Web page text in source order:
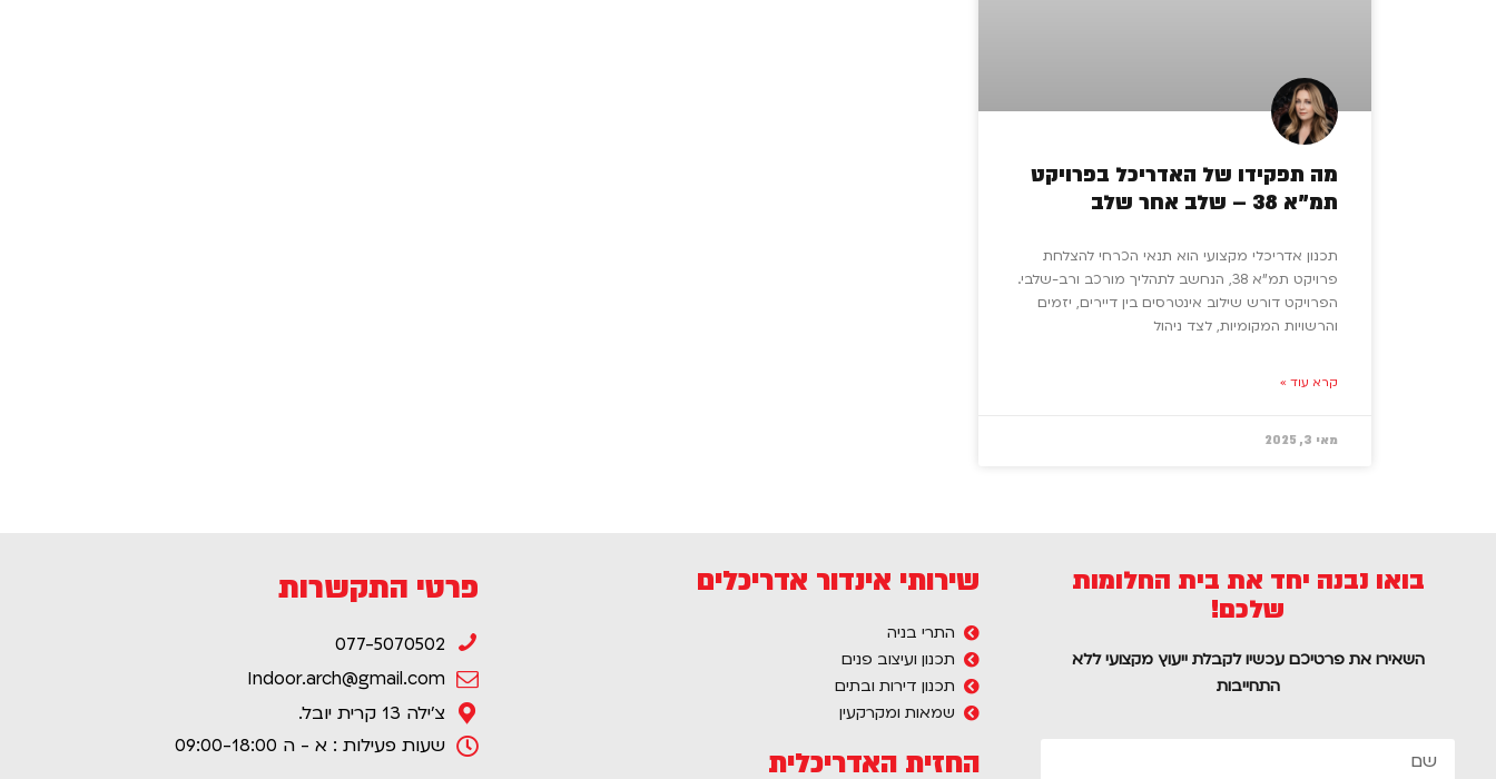
מה תפקידו של האדריכל בפרויקט
תמ”א 38 – שלב אחר שלב
תכנון אדריכלי מקצועי הוא תנאי הכרחי להצלחת
פרויקט תמ”א 38, הנחשב לתהליך מורכב ורב-שלבי.
הפרויקט דורש שילוב אינטרסים בין דיירים, יזמים
והרשויות המקומיות, לצד ניהול
קרא עוד »
מאי 3, 2025
בואו נבנה יחד את בית החלומות
שלכם!
השאירו את פרטיכם עכשיו לקבלת ייעוץ מקצועי ללא
התחייבות
שירותי אינדור אדריכלים
התרי בניה
תכנון ועיצוב פנים
תכנון דירות ובתים
שמאות ומקרקעין
החזית האדריכלית
פרטי התקשרות
077-5070502
Indoor.arch@gmail.com
צ'ילה 13 קרית יובל.
שעות פעילות : א - ה 09:00-18:00